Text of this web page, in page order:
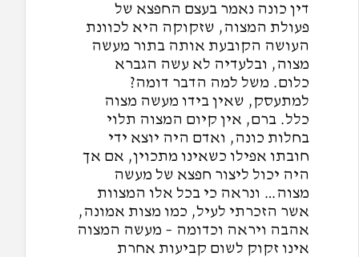
דין כונה נאמר בעצם החפצא של
פעולת המצוה, שזקוקה היא לכוונת
העושה הקובעת אותה בתור מעשה
מצוה, ובלעדיה לא עשה הגברא
כלום. משל למה הדבר דומה?
למתעסק, שאין בידו מעשה מצוה
כלל. ברם, אין קיום המצוה תלוי
בחלות כונה, ואדם היה יוצא ידי
חובתו אפילו כשאינו מתכוין, אם אך
היה יכול ליצור חפצא של מעשה
מצוה… ונראה כי בכל אלו המצוות
אשר הזכרתי לעיל, כמו מצות אמונה,
אהבה ויראה וכדומה – מעשה המצוה
אינו זקוק לשום קביעות אחרת